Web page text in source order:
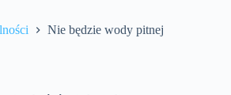
Nie będzie wody pitnej